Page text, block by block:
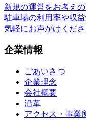
新規の運営をお考え
駐車場の利用率や収
気軽にお声がけくだ
企業情報
ごあいさつ
企業理念
会社概要
沿革
アクセス・事業